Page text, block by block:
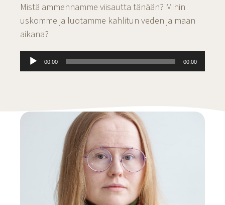
Mistä ammennamme viisautta tänään? Mihin
uskomme ja luotamme kahlitun veden ja maan
aikana?
Äänitoistin
00:00 00:00